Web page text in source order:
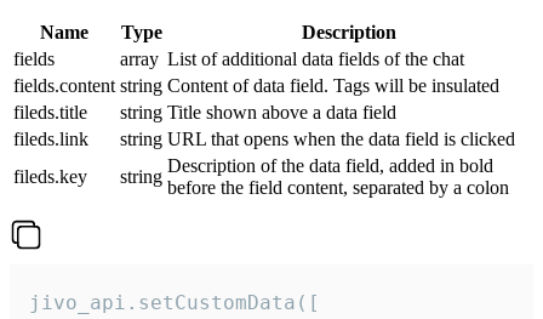
Name Type
Description
fields
array List of additional data fields of the chat
fields.content string Content of data field. Tags will be insulated
fileds.title
string Title shown above a data field
fileds.link
string URL that opens when the data field is clicked
fileds.key
string
Description of the data field, added in bold
before the field content, separated by a colon
jivo_api.setCustomData([